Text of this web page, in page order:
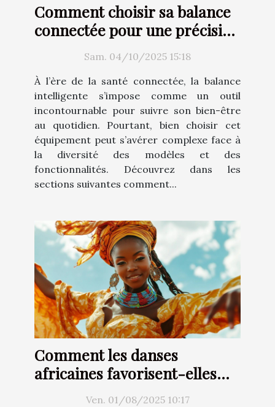
Comment choisir sa balance
connectée pour une précision
optimale ?Sam. 04/10/2025 15:18
À l’ère de la santé connectée, la balance
intelligente s’impose comme un outil
incontournable pour suivre son bien-être
au quotidien. Pourtant, bien choisir cet
équipement peut s’avérer complexe face à
la diversité des modèles et des
fonctionnalités. Découvrez dans les
sections suivantes comment...
Comment les danses
africaines favorisent-elles
une expression corporelle
Ven. 01/08/2025 10:17